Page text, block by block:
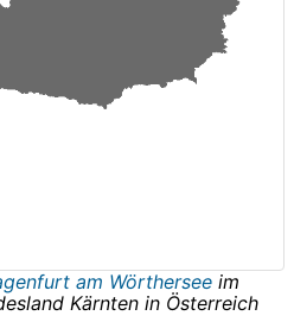
am Wörthersee im
Kärnten in Österreich